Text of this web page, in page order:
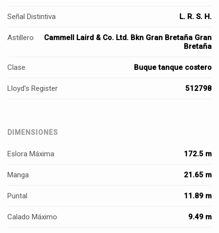
Señal Distintiva L. R. S. H.
Astillero
Cammell Laird & Co. Ltd. Bkn Gran Bretaña Gran
Bretaña
Clase Buque tanque costero
Lloyd's Register 512798
DIMENSIONES
Eslora Máxima 172.5 m
Manga 21.65 m
Puntal 11.89 m
Calado Máximo 9.49 m